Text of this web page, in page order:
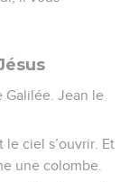
Galilée. Jean le
le ciel s’ouvrir. Et
une colombe.